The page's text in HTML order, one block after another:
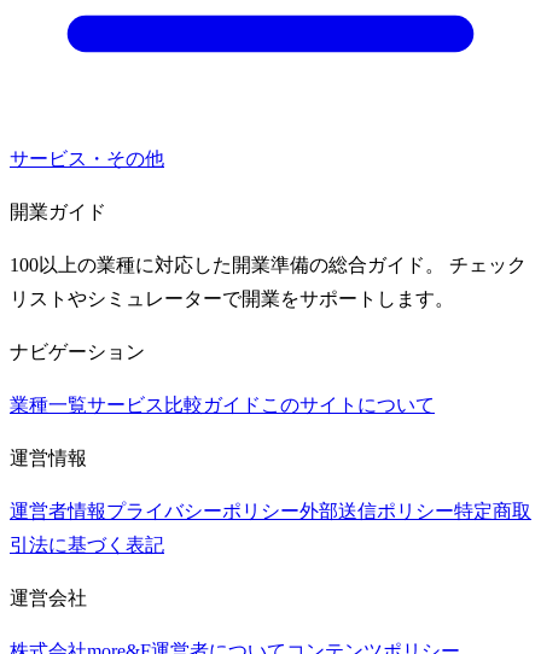
サービス・その他
開業ガイド
100以上の業種に対応した開業準備の総合ガイド。 チェック
リストやシミュレーターで開業をサポートします。
ナビゲーション
業種一覧サービス比較ガイド このサイトについて
運営情報
運営者情報プライバシーポリシー外部送信ポリシー特定商取
引法に基づく表記
運営会社